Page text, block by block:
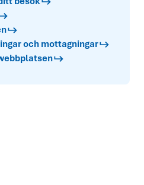
och mottagningar